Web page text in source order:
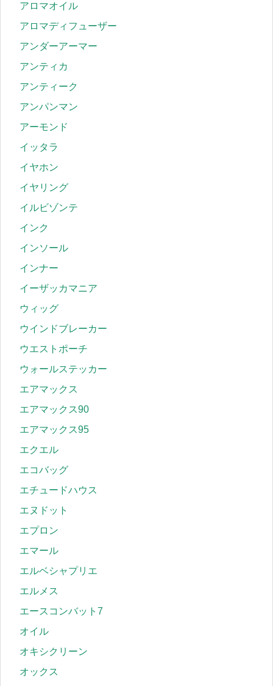
アロマオイル
アロマディフューザー
アンダーアーマー
アンティカ
アンティーク
アンパンマン
アーモンド
イッタラ
イヤホン
イヤリング
イルビゾンテ
インク
インソール
インナー
イーザッカマニア
ウィッグ
ウインドブレーカー
ウエストポーチ
ウォールステッカー
エアマックス
エアマックス90
エアマックス95
エクエル
エコバッグ
エチュードハウス
エヌドット
エプロン
エマール
エルベシャプリエ
エルメス
エースコンバット7
オイル
オキシクリーン
オックス